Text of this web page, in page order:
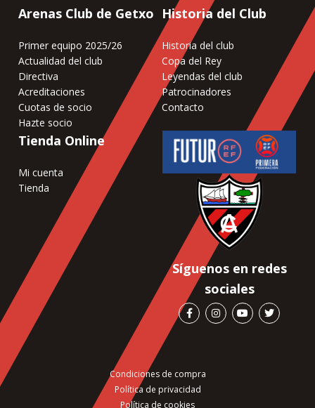
Arenas Club de Getxo
Primer equipo 2025/26
Actualidad del club
Directiva
Acreditaciones
Cuotas de socio
Hazte socio
Historia del Club
Historia del club
Copa del Rey
Leyendas del club
Patrocinadores
Contacto
Tienda Online
Mi cuenta
Tienda
Síguenos en redes
sociales
Condiciones de compra
Política de privacidad
Política de cookies